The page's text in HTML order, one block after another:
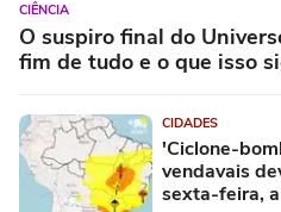
CIÊNCIA
O suspiro final do
fim de tudo e o que isso
CIDADES
'Ciclone-
vendavais
sexta-feira,